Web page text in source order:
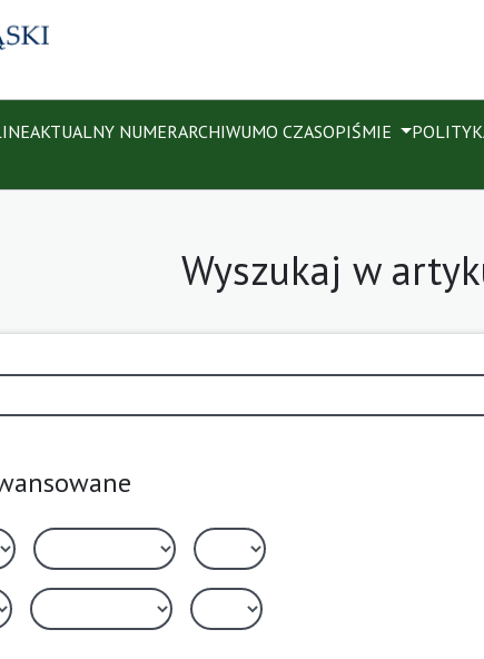
AKTUALNY NUMERARCHIWUMO CZASOPIŚMIE
Wyszukaj w